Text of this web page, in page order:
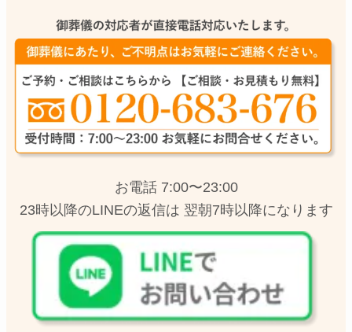
お電話 7:00〜23:00
23時以降のLINEの返信は 翌朝7時以降になります